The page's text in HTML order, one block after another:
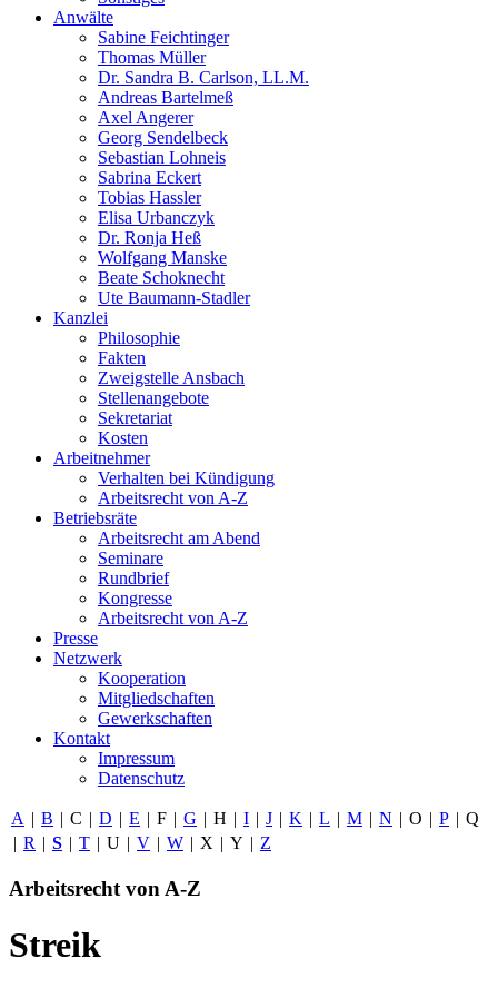
Anwälte
Sabine Feichtinger
Thomas Müller
Dr. Sandra B. Carlson, LL.M.
Andreas Bartelmeß
Axel Angerer
Georg Sendelbeck
Sebastian Lohneis
Sabrina Eckert
Tobias Hassler
Elisa Urbanczyk
Dr. Ronja Heß
Wolfgang Manske
Beate Schoknecht
Ute Baumann-Stadler
Kanzlei
Philosophie
Fakten
Zweigstelle Ansbach
Stellenangebote
Sekretariat
Kosten
Arbeitnehmer
Verhalten bei Kündigung
Arbeitsrecht von A-Z
Betriebsräte
Arbeitsrecht am Abend
Seminare
Rundbrief
Kongresse
Arbeitsrecht von A-Z
Presse
Netzwerk
Kooperation
Mitgliedschaften
Gewerkschaften
Kontakt
Impressum
Datenschutz
A | B | C | D | E | F | G | H | I | J | K | L | M | N | O | P | Q
| R | S | T | U | V | W | X | Y | Z
Arbeitsrecht von A-Z
Streik